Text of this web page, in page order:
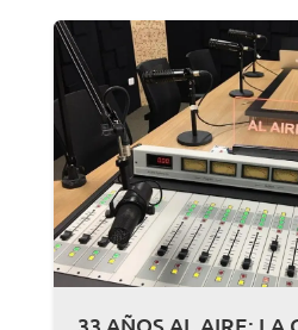
33 AÑOS AL AIRE: LA